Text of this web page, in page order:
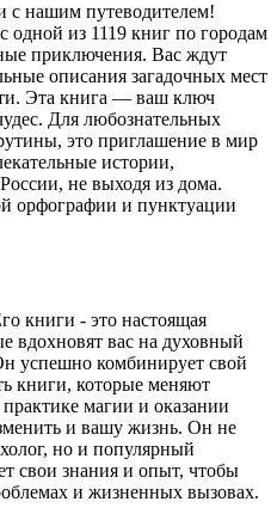
с нашим путеводителем!
одной из 1119 книг по городам
приключения. Вас ждут
описания загадочных мест
Эта книга — ваш ключ
Для любознательных
это приглашение в мир
истории,
не выходя из дома.
орфографии и пунктуации
книги - это настоящая
вдохновят вас на духовный
успешно комбинирует свой
книги, которые меняют
магии и оказании
и вашу жизнь. Он не
но и популярный
свои знания и опыт, чтобы
и жизненных вызовах.